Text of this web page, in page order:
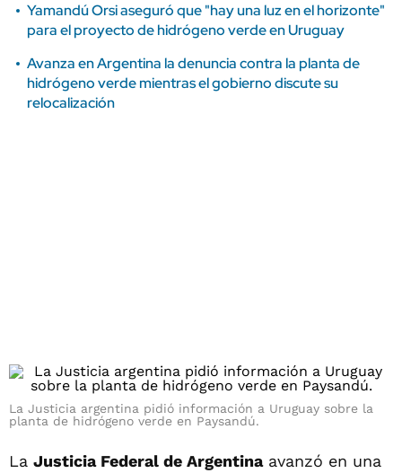
Yamandú Orsi aseguró que "hay una luz en el horizonte"
para el proyecto de hidrógeno verde en Uruguay
Avanza en Argentina la denuncia contra la planta de
hidrógeno verde mientras el gobierno discute su
relocalización
La Justicia argentina pidió información a Uruguay sobre la
planta de hidrógeno verde en Paysandú.
La Justicia Federal de Argentinaavanzó en una